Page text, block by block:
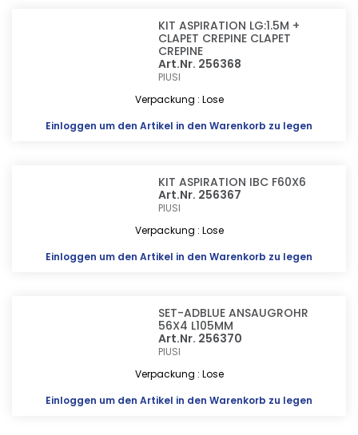
KIT ASPIRATION LG:1.5M +
CLAPET CREPINE CLAPET
CREPINE
Art.Nr. 256368
PIUSI
Verpackung : Lose
Einloggen um den Artikel in den Warenkorb zu legen
KIT ASPIRATION IBC F60X6
Art.Nr. 256367
PIUSI
Verpackung : Lose
Einloggen um den Artikel in den Warenkorb zu legen
SET-ADBLUE ANSAUGROHR
56X4 L105MM
Art.Nr. 256370
PIUSI
Verpackung : Lose
Einloggen um den Artikel in den Warenkorb zu legen